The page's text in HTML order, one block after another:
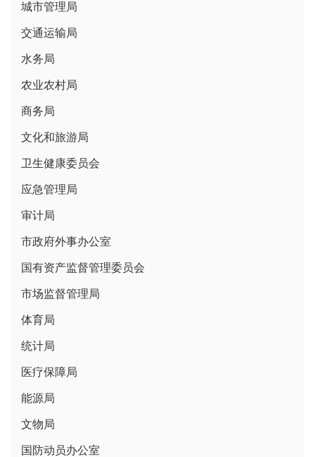
城市管理局
交通运输局
水务局
农业农村局
商务局
文化和旅游局
卫生健康委员会
应急管理局
审计局
市政府外事办公室
国有资产监督管理委员会
市场监督管理局
体育局
统计局
医疗保障局
能源局
文物局
国防动员办公室